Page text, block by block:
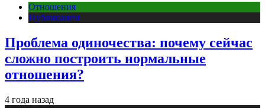
Отношения
Публикации
Проблема одиночества: почему сейчас
сложно построить нормальные
отношения?
4 года назад